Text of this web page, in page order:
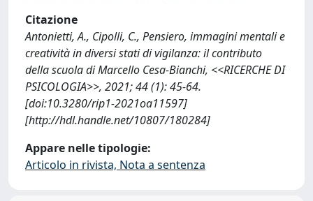
Citazione
Antonietti, A., Cipolli, C., Pensiero, immagini mentali e
creatività in diversi stati di vigilanza: il contributo
della scuola di Marcello Cesa-Bianchi, <<RICERCHE DI
PSICOLOGIA>>, 2021; 44 (1): 45-64.
[doi:10.3280/rip1-2021oa11597]
[http://hdl.handle.net/10807/180284]
Appare nelle tipologie:
Articolo in rivista, Nota a sentenza